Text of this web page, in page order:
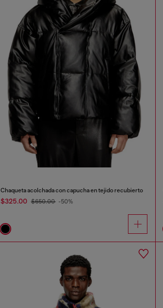
Chaqueta acolchada con capucha en tejido recubierto
$325.00 $650.00 -50%